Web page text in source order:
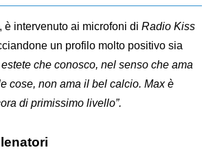
, è intervenuto ai microfoni di Radio Kiss
un profilo molto positivo sia
che conosco, nel senso che ama
cose, non ama il bel calcio. Max è
di primissimo livello”.